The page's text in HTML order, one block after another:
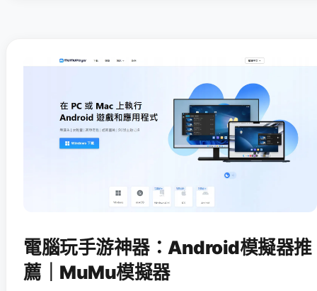
電腦玩手游神器：Android模擬器推
薦｜MuMu模擬器